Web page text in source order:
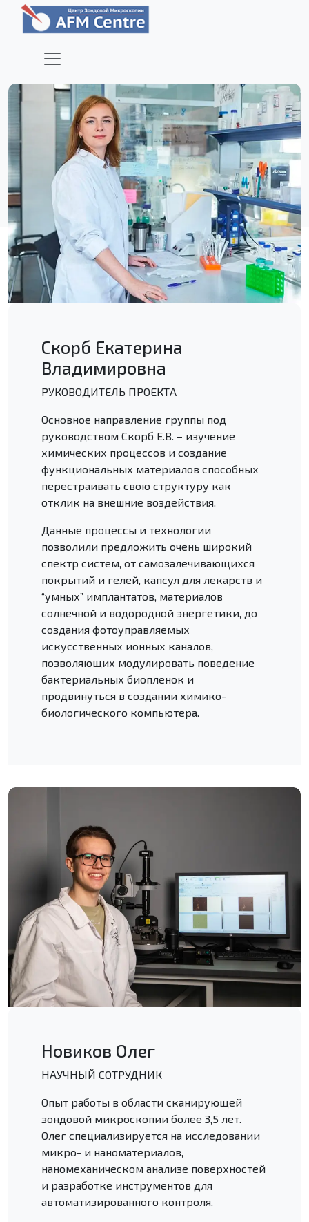
Скорб Екатерина
Владимировна
РУКОВОДИТЕЛЬ ПРОЕКТА
Основное направление группы под
руководством Скорб Е.В. – изучение
химических процессов и создание
функциональных материалов способных
перестраивать свою структуру как
отклик на внешние воздействия.
Данные процессы и технологии
позволили предложить очень широкий
спектр систем, от самозалечивающихся
покрытий и гелей, капсул для лекарств и
“умных” имплантатов, материалов
солнечной и водородной энергетики, до
создания фотоуправляемых
искусственных ионных каналов,
позволяющих модулировать поведение
бактериальных биопленок и
продвинуться в создании химико-
биологического компьютера.
Новиков Олег
НАУЧНЫЙ СОТРУДНИК
Опыт работы в области сканирующей
зондовой микроскопии более 3,5 лет.
Олег специализируется на исследовании
микро- и наноматериалов,
наномеханическом анализе поверхностей
и разработке инструментов для
автоматизированного контроля.